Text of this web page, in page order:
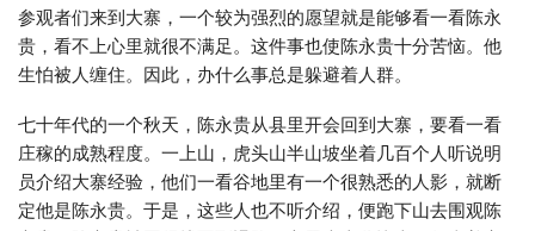
参观者们来到大寨，一个较为强烈的愿望就是能够看一看陈永
贵，看不上心里就很不满足。这件事也使陈永贵十分苦恼。他
生怕被人缠住。因此，办什么事总是躲避着人群。
七十年代的一个秋天，陈永贵从县里开会回到大寨，要看一看
庄稼的成熟程度。一上山，虎头山半山坡坐着几百个人听说明
员介绍大寨经验，他们一看谷地里有一个很熟悉的人影，就断
定他是陈永贵。于是，这些人也不听介绍，便跑下山去围观陈